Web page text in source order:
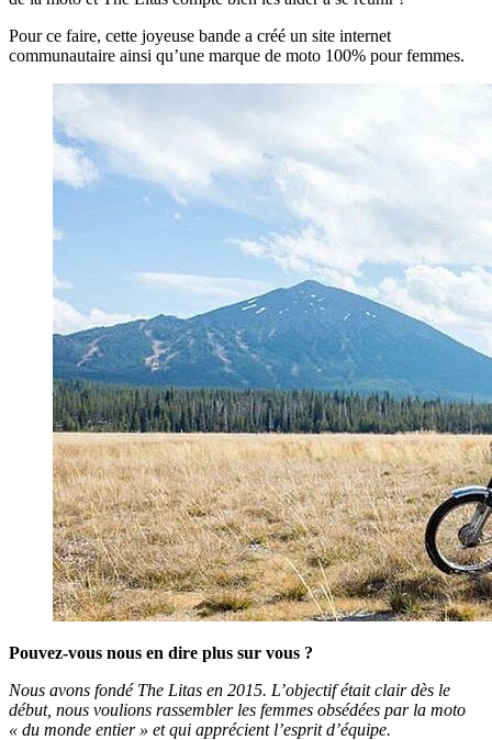
Pour ce faire, cette joyeuse bande a créé un site internet
communautaire ainsi qu’une marque de moto 100% pour femmes.
Pouvez-vous nous en dire plus sur vous ?
Nous avons fondé The Litas en 2015. L’objectif était clair dès le
début, nous voulions rassembler les femmes obsédées par la moto
« du monde entier » et qui apprécient l’esprit d’équipe.